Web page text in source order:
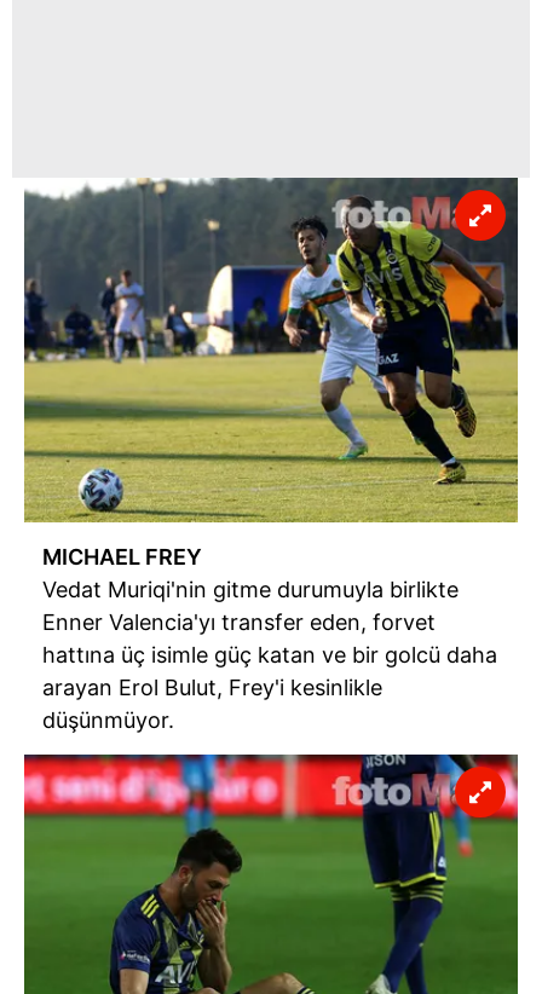
MICHAEL FREY
Vedat Muriqi'nin gitme durumuyla birlikte
Enner Valencia'yı transfer eden, forvet
hattına üç isimle güç katan ve bir golcü daha
arayan Erol Bulut, Frey'i kesinlikle
düşünmüyor.